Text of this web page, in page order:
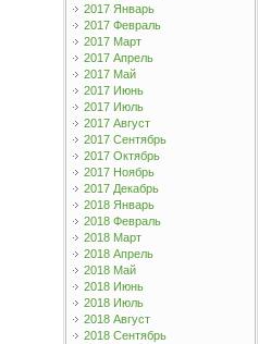
2017 Январь
2017 Февраль
2017 Март
2017 Апрель
2017 Май
2017 Июнь
2017 Июль
2017 Август
2017 Сентябрь
2017 Октябрь
2017 Ноябрь
2017 Декабрь
2018 Январь
2018 Февраль
2018 Март
2018 Апрель
2018 Май
2018 Июнь
2018 Июль
2018 Август
2018 Сентябрь